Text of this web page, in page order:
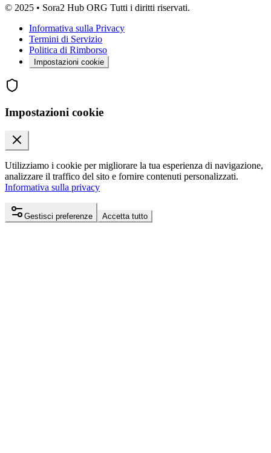
© 2025 • Sora2 Hub ORG Tutti i diritti riservati.
Informativa sulla Privacy
Termini di Servizio
Politica di Rimborso
Impostazioni cookie
Impostazioni cookie
Utilizziamo i cookie per migliorare la tua esperienza di navigazione,
analizzare il traffico del sito e fornire contenuti personalizzati.
Informativa sulla privacy
Gestisci preferenze Accetta tutto